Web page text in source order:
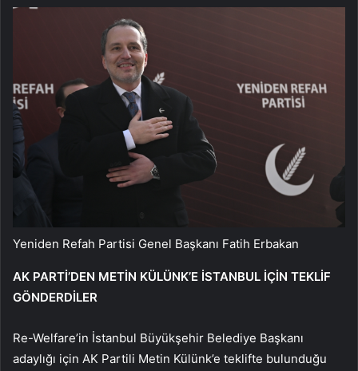
Yeniden Refah Partisi Genel Başkanı Fatih Erbakan
AK PARTİ’DEN METİN KÜLÜNK’E İSTANBUL İÇİN TEKLİF
GÖNDERDİLER
Re-Welfare’in İstanbul Büyükşehir Belediye Başkanı
adaylığı için AK Partili Metin Külünk’e teklifte bulunduğu